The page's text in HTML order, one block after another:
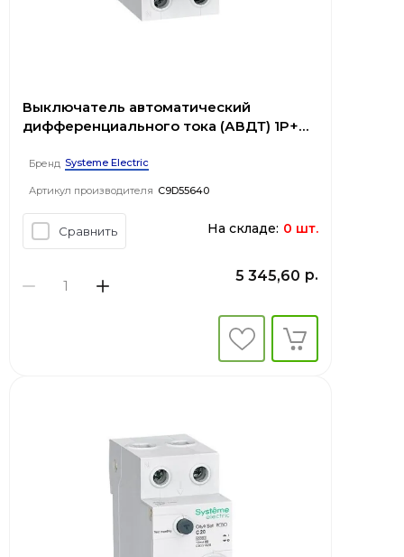
Выключатель автоматический
дифференциального тока (АВДТ) 1P+N
Бренд Systeme Electric
Артикул производителя C9D55640
Сравнить На складе: 0 шт.
5 345,60 р.